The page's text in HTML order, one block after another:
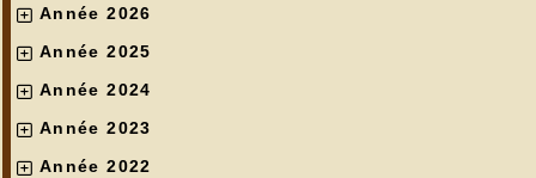
Année 2026
Année 2025
Année 2024
Année 2023
Année 2022